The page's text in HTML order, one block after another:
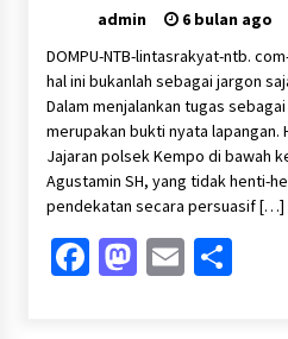
admin
6 bulan ago
DOMPU-NTB-lintasrakyat-ntb.
hal ini bukanlah sebagai jargon
Dalam menjalankan tugas
merupakan bukti nyata lapangan.
Jajaran polsek Kempo di bawah
Agustamin SH, yang tidak henti-
pendekatan secara persuasif […]
Facebook
Mastodon
Email